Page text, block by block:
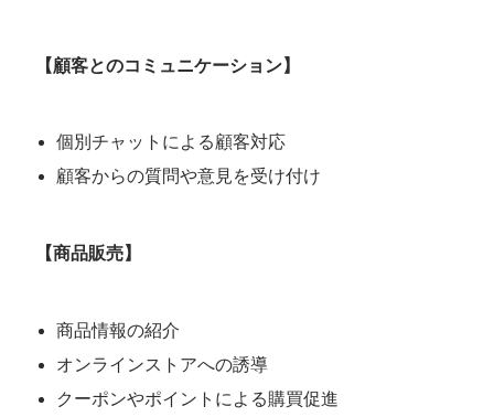
【顧客とのコミュニケーション】
個別チャットによる顧客対応
顧客からの質問や意見を受け付け
【商品販売】
商品情報の紹介
オンラインストアへの誘導
クーポンやポイントによる購買促進